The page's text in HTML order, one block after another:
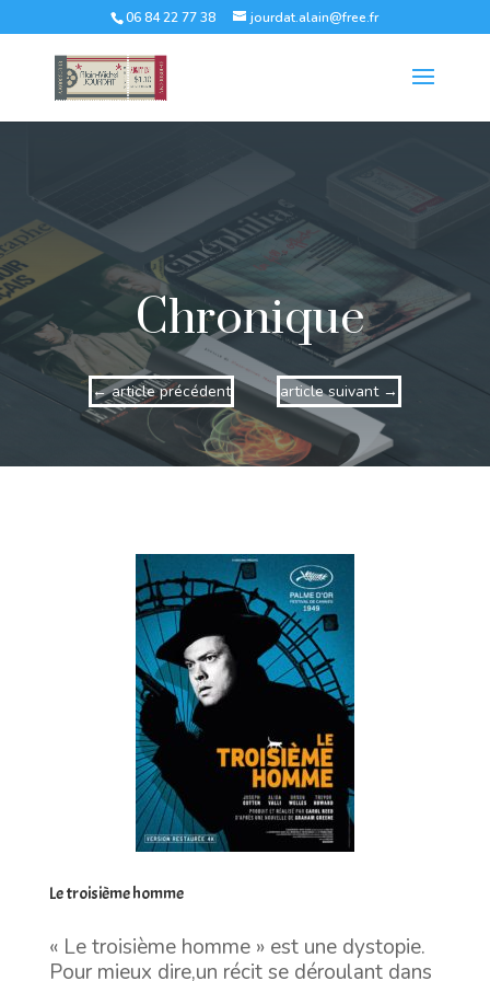
06 84 22 77 38 jourdat.alain@free.fr
Chronique
←article précédent article suivant→
Le troisième homme
« Le troisième homme » est une dystopie.
Pour mieux dire,un récit se déroulant dans